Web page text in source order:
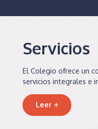
Servicios
El Colegio ofrece un
servicios integrales e
Leer +